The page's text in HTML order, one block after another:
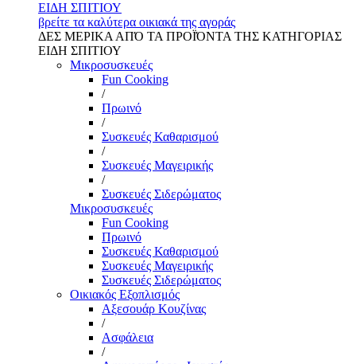
ΕΙΔΗ ΣΠΙΤΙΟΥ
βρείτε τα καλύτερα οικιακά της αγοράς
ΔΕΣ ΜΕΡΙΚΑ ΑΠΌ ΤΑ ΠΡΟΪΌΝΤΑ ΤΗΣ ΚΑΤΗΓΟΡΙΑΣ
ΕΙΔΗ ΣΠΙΤΙΟΥ
Μικροσυσκευές
Fun Cooking
/
Πρωινό
/
Συσκευές Καθαρισμού
/
Συσκευές Μαγειρικής
/
Συσκευές Σιδερώματος
Μικροσυσκευές
Fun Cooking
Πρωινό
Συσκευές Καθαρισμού
Συσκευές Μαγειρικής
Συσκευές Σιδερώματος
Οικιακός Εξοπλισμός
Αξεσουάρ Κουζίνας
/
Ασφάλεια
/